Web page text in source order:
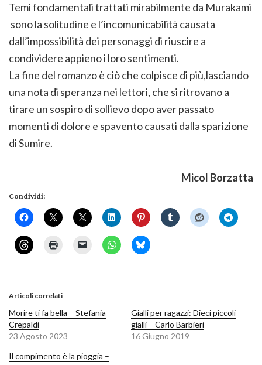
Temi fondamentali trattati mirabilmente da Murakami
sono la solitudine e l’incomunicabilità causata
dall’impossibilità dei personaggi di riuscire a
condividere appieno i loro sentimenti.
La fine del romanzo è ciò che colpisce di più,lasciando
una nota di speranza nei lettori, che si ritrovano a
tirare un sospiro di sollievo dopo aver passato
momenti di dolore e spavento causati dalla sparizione
di Sumire.
Micol Borzatta
Condividi:
Articoli correlati
Morire ti fa bella – Stefania
Crepaldi
23 Agosto 2023
Gialli per ragazzi: Dieci piccoli
gialli – Carlo Barbieri
16 Giugno 2019
Il compimento è la pioggia –